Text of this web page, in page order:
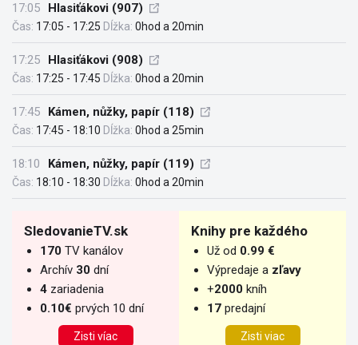
17:05 Hlasiťákovi (907)
Čas: 17:05 - 17:25 Dĺžka: 0hod a 20min
17:25 Hlasiťákovi (908)
Čas: 17:25 - 17:45 Dĺžka: 0hod a 20min
17:45 Kámen, nůžky, papír (118)
Čas: 17:45 - 18:10 Dĺžka: 0hod a 25min
18:10 Kámen, nůžky, papír (119)
Čas: 18:10 - 18:30 Dĺžka: 0hod a 20min
SledovanieTV.sk
170 TV kanálov
Archív 30 dní
4 zariadenia
0.10€ prvých 10 dní
Zisti víac
Knihy pre každého
Už od 0.99 €
Výpredaje a zľavy
+2000 kníh
17 predajní
Zisti viac